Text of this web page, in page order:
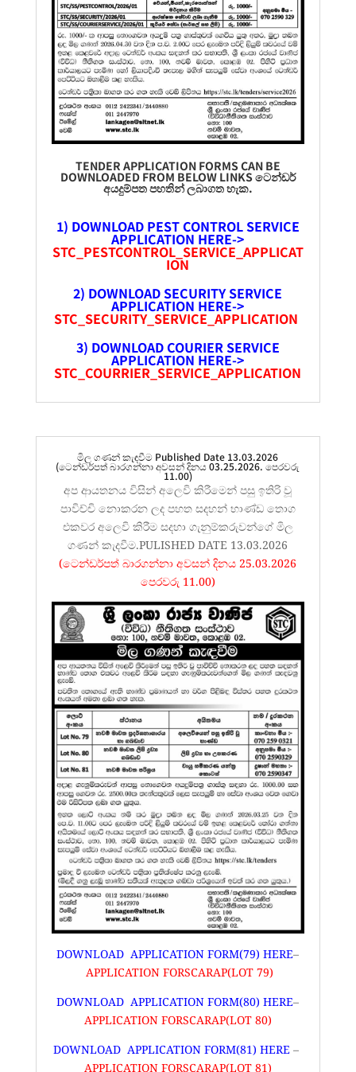
TENDER APPLICATION FORMS CAN BE
DOWNLOADED FROM BELOW LINKS ටෙන්ඩර්
අයදුම්පතපහතින් ලබාගත හැක.
1) DOWNLOAD PEST CONTROL SERVICE
APPLICATION HERE->
STC_PESTCONTROL_SERVICE_APPLICAT
ION
2) DOWNLOAD SECURITY SERVICE
APPLICATION HERE->
STC_SECURITY_SERVICE_APPLICATION
3) DOWNLOAD COURIER SERVICE
APPLICATION HERE->
STC_COURRIER_SERVICE_APPLICATION
මිල ගණන් කැඳවීම Published Date 13.03.2026
(ටෙන්ඩර්පත් බාරගන්නා අවසන් දිනය 03.25.2026. පෙරවරු
11.00)
අප ආයතනය විසින් අලෙවි කිරීමෙන් පසු ඉතිරි වූ
පාවිච්චි නොකරන ලද පහත සදහන් භාණ්ඩ තොග
එකවර අලෙවි කිරීම සදහා ගැනුම්කරුවන්ගේ මිල
ගණන් කැදවීම.PULISHED DATE 13.03.2026
(ටෙන්ඩර්පත් බාරගන්නා අවසන් දිනය 25.03.2026
පෙරවරු 11.00)
DOWNLOAD APPLICATION FORM(79) HERE–
APPLICATION FORSCARAP(LOT 79)
DOWNLOAD APPLICATION FORM(80) HERE–
APPLICATION FORSCARAP(LOT 80)
DOWNLOAD APPLICATION FORM(81) HERE –
APPLICATION FORSCARAP(LOT 81)